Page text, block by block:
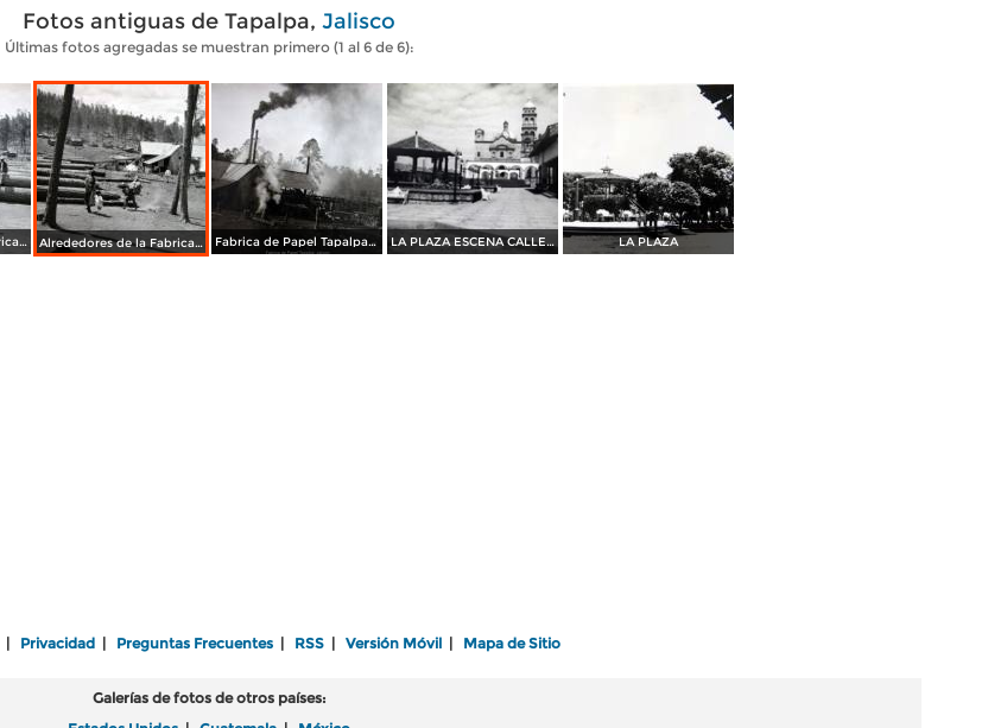
Fotos antiguas de Tapalpa, Jalisco
Últimas fotos agregadas se muestran primero (1 al 6 de 6):
Alrededores de la Fabrica de Papel Tapalpa, Jalisco. Alrededores de la Fabrica de Papel Tapalpa, Jalisco. Fabrica de Papel Tapalpa, Jalisco. LA PLAZA ESCENA CALLEJERA LA PLAZA
Privacidad Preguntas Frecuentes RSS Versión Móvil Mapa de Sitio
Galerías de fotos de otros países: